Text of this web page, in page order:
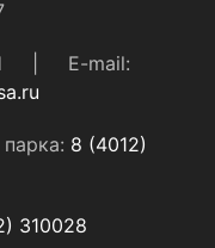
E-mail:
8 (4012)
310028